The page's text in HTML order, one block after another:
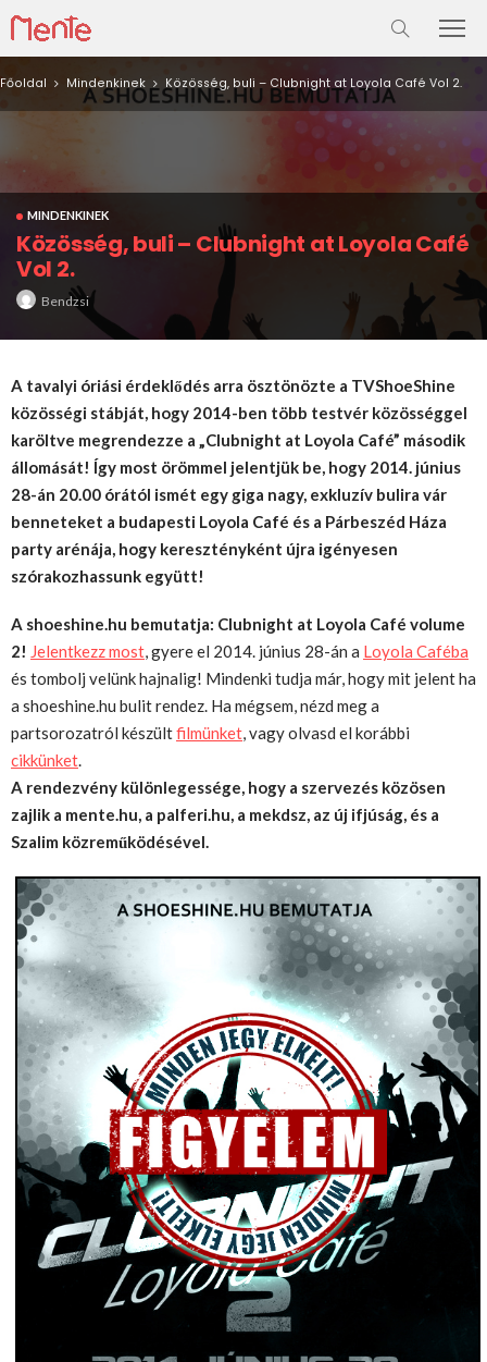
Főoldal Mindenkinek Közösség, buli – Clubnight at Loyola Café Vol 2.
MINDENKINEK
Közösség, buli – Clubnight at Loyola Café
Vol 2.
Bendzsi
A tavalyi óriási érdeklődés arra ösztönözte a TVShoeShine
közösségi stábját, hogy 2014-ben több testvér közösséggel
karöltve megrendezze a „Clubnight at Loyola Café” második
állomását! Így most örömmel jelentjük be, hogy 2014. június
28-án 20.00 órától ismét egy giga nagy, exkluzív bulira vár
benneteket a budapesti Loyola Café és a Párbeszéd Háza
party arénája, hogy keresztényként újra igényesen
szórakozhassunk együtt!
A shoeshine.hu bemutatja: Clubnight at Loyola Café volume
2! Jelentkezz most, gyere el 2014. június 28-án a Loyola Caféba
és tombolj velünk hajnalig! Mindenki tudja már, hogy mit jelent ha
a shoeshine.hu bulit rendez. Ha mégsem, nézd meg a
partsorozatról készültfilmünket, vagy olvasd el korábbi
cikkünket.
A rendezvény különlegessége, hogy a szervezés közösen
zajlik a mente.hu, a palferi.hu, a mekdsz, az új ifjúság, és a
Szalim közreműködésével.